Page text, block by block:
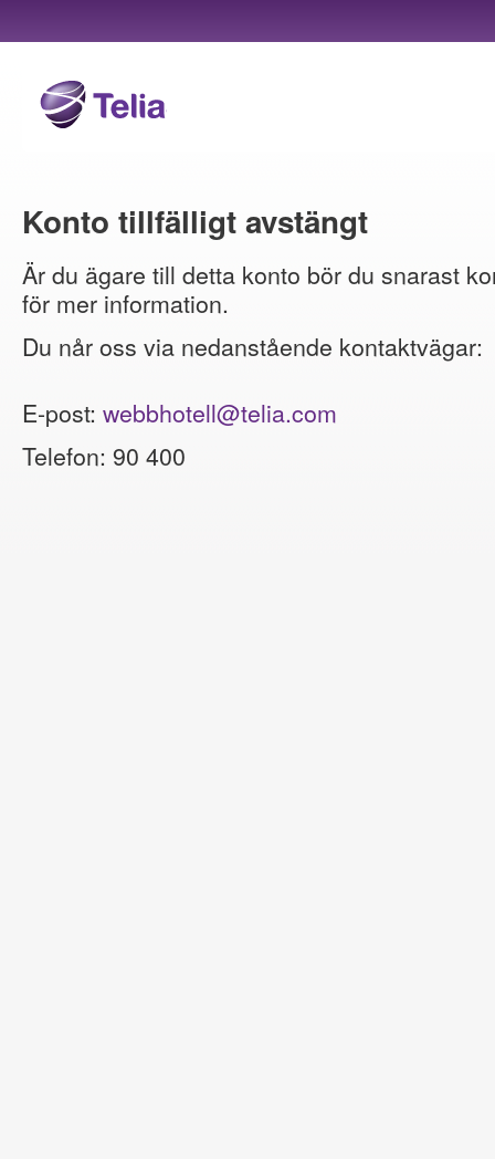
Konto tillfälligt avstängt
Är du ägare till detta konto bör du snarast
för mer information.
Du når oss via nedanstående kontaktvägar:
E-post: webbhotell@telia.com
Telefon: 90 400